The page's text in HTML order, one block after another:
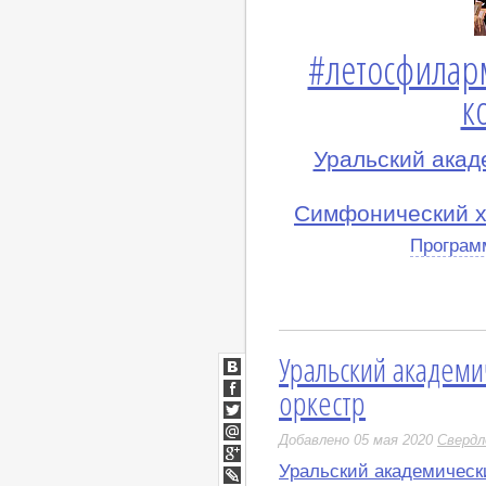
Уральский
Симфонический
Уральский
оркестр
Добавлено 05 мая 2020
Уральский
ВКонтакте
Facebook
Twitter
Мой
Мир
Google+